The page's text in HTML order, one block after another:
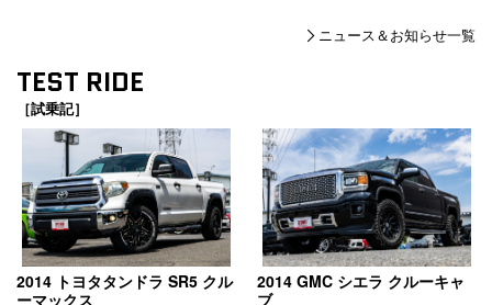
ニュース＆お知らせ一覧
TEST RIDE
［試乗記］
2014 トヨタタンドラ SR5 クル
ーマックス
2014 GMC シエラ クルーキャ
ブ